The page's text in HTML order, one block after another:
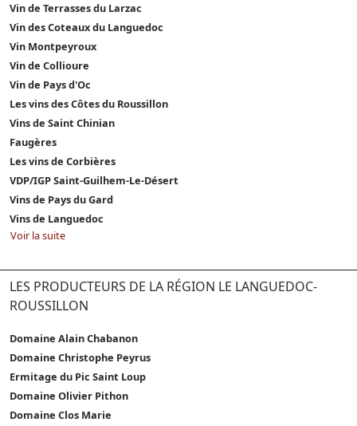
Vin de Terrasses du Larzac
Vin des Coteaux du Languedoc
Vin Montpeyroux
Vin de Collioure
Vin de Pays d'Oc
Les vins des Côtes du Roussillon
Vins de Saint Chinian
Faugères
Les vins de Corbières
VDP/IGP Saint-Guilhem-Le-Désert
Vins de Pays du Gard
Vins de Languedoc
Voir la suite
LES PRODUCTEURS DE LA RÉGION LE LANGUEDOC-
ROUSSILLON
Domaine Alain Chabanon
Domaine Christophe Peyrus
Ermitage du Pic Saint Loup
Domaine Olivier Pithon
Domaine Clos Marie